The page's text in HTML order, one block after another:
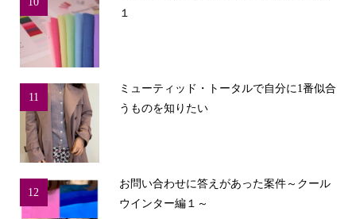
１
11
ミューティッド・トータルで自分に1番似合
うものを知りたい
12
お問い合わせに答えがあった案件～クール
ウインター編１～